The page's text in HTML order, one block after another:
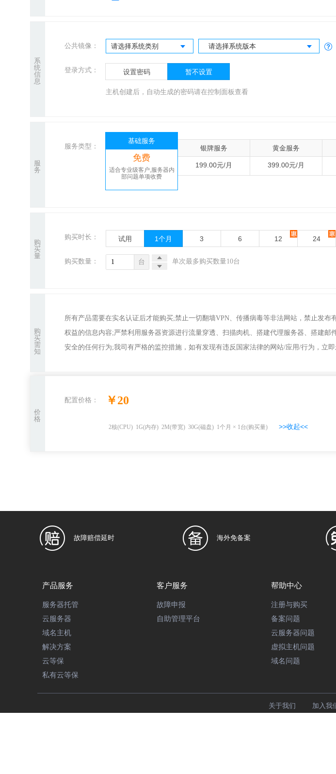
系
统
信
息
公共镜像： 请选择系统类别 请选择系统版本
登录方式： 设置密码 暂不设置
主机创建后，自动生成的密码请在控制面板查看
服
务
服务类型：
基础服务
免费
适合专业级客户,服务器内
部问题单项收费
银牌服务
199.00元/月
黄金服务
399.00元/月
购
买
量
购买时长： 试用 1个月 3 6 12 24
购买数量： 台 单次最多购买数量10台
购
买
需
知
所有产品需要在实名认证后才能购买;禁止一切翻墙VPN、传播病毒等非法网站，禁止发
权益的信息内容;严禁利用服务器资源进行流量穿透、扫描肉机、搭建代理服务器、搭建
安全的任何行为;我司有严格的监控措施，如有发现有违反国家法律的网站/应用/行为，立即
价
格
配置价格： ￥20
2核(CPU) 1G(内存) 2M(带宽) 30G(磁盘) 1个月 × 1台(购买量) >>收起<<
故障赔偿延时 海外免备案
产品服务
服务器托管
云服务器
域名主机
解决方案
云等保
私有云等保
客户服务
故障申报
自助管理平台
帮助中心
注册与购买
备案问题
云服务器问题
虚拟主机问题
域名问题
关于我们 加入我